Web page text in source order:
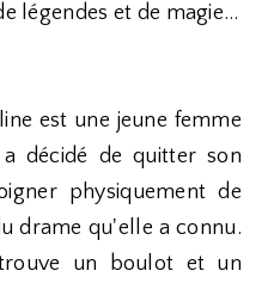
légendes et de magie…
est une jeune femme
décidé de quitter son
physiquement de
drame qu'elle a connu.
un boulot et un